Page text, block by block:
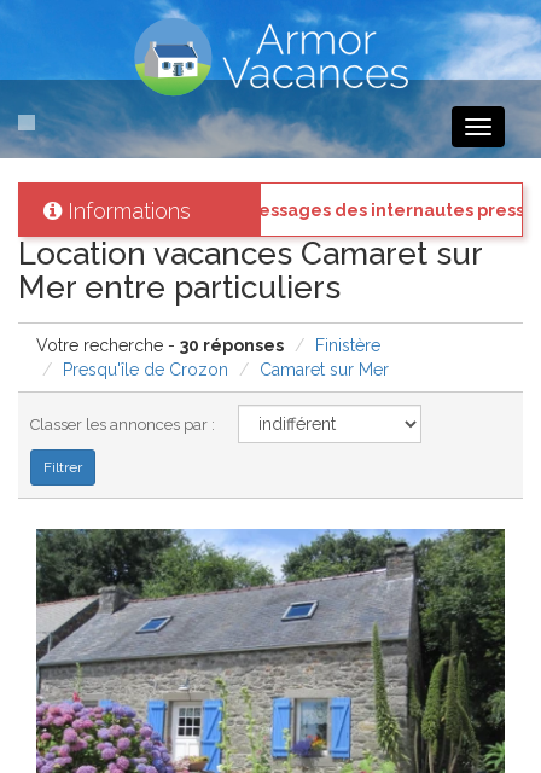
Toggle
Informations
Connectez vous à votre compte et consultez les "Messages des
Location vacances Camaret sur
Mer entre particuliers
Votre recherche - 30 réponses
Finistère
Presqu'île de Crozon
Camaret sur Mer
Classer les annonces par :